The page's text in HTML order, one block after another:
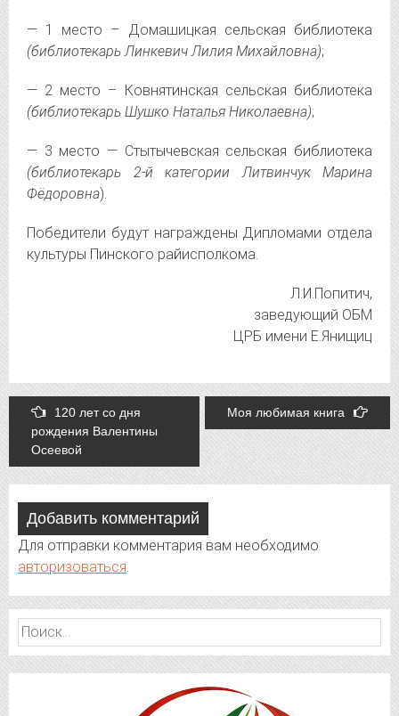
— 1 место – Домашицкая сельская библиотека
(библиотекарь Линкевич Лилия Михайловна);
— 2 место – Ковнятинская сельская библиотека
(библиотекарь Шушко Наталья Николаевна);
— 3 место — Стытычевская сельская библиотека
(библиотекарь 2-й категории Литвинчук Марина
Фёдоровна).
Победители будут награждены Дипломами отдела
культуры Пинского райисполкома.
Л.И.Попитич,
заведующий ОБМ
ЦРБ имени Е.Янищиц
Post
navigation
120 лет со дня
рождения Валентины
Осеевой
Моя любимая книга
Добавить комментарий
Для отправки комментария вам необходимо
авторизоваться
Найти: